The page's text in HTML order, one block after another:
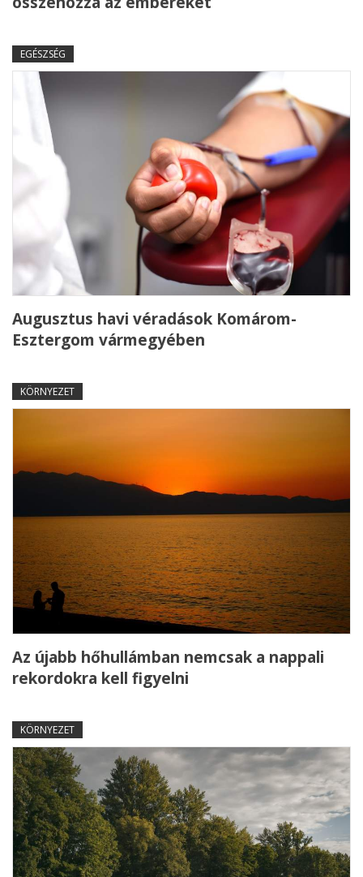
EGÉSZSÉG
Augusztus havi véradások Komárom-
Esztergom vármegyében
KÖRNYEZET
Az újabb hőhullámban nemcsak a nappali
rekordokra kell figyelni
KÖRNYEZET